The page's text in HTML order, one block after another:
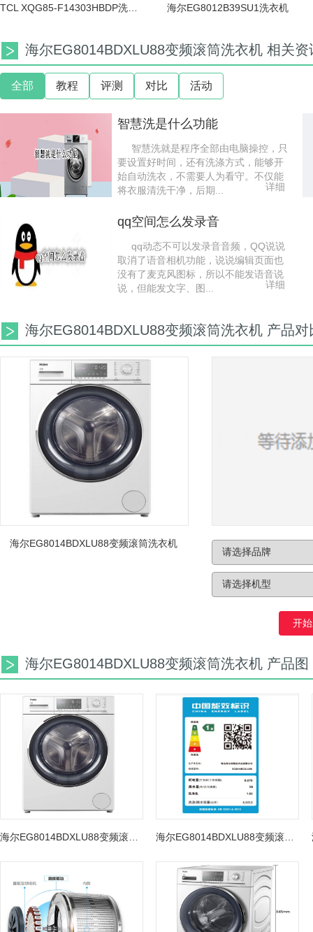
海尔EG8012B39SU1洗衣机
海尔EG8014BDXLU88变频滚筒洗衣机 相关资
全部 教程 评测 对比 活动
智慧洗是什么功能
智慧洗就是程序全部由电脑操控，只
要设置好时间，还有洗涤方式，能够开
始自动洗衣，不需要人为看守。不仅能
将衣服清洗干净，后期...
详细
qq空间怎么发录音
qq动态不可以发录音音频，QQ说说
取消了语音相机功能，说说编辑页面也
没有了麦克风图标，所以不能发语音说
说，但能发文字、图...
详细
海尔EG8014BDXLU88变频滚筒洗衣机 产品对
海尔EG8014BDXLU88变频滚筒洗衣机
开
海尔EG8014BDXLU88变频滚筒洗衣机 产品图